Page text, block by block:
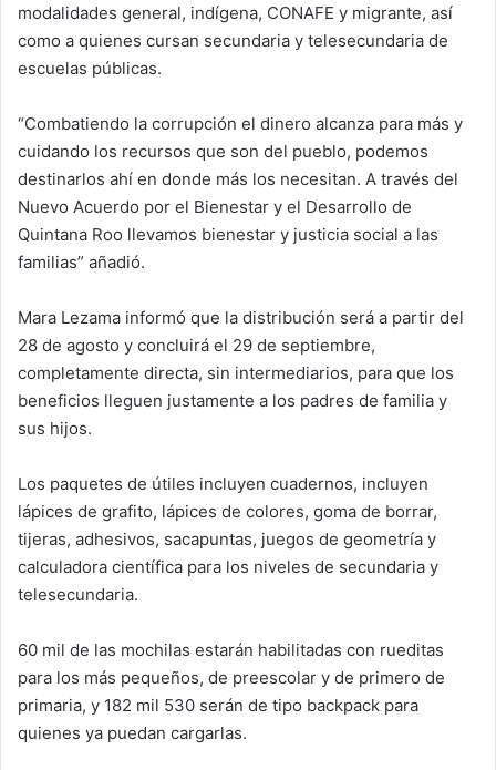
modalidades general, indígena, CONAFE y migrante, así
como a quienes cursan secundaria y telesecundaria de
escuelas públicas.
“Combatiendo la corrupción el dinero alcanza para más y
cuidando los recursos que son del pueblo, podemos
destinarlos ahí en donde más los necesitan. A través del
Nuevo Acuerdo por el Bienestar y el Desarrollo de
Quintana Roo llevamos bienestar y justicia social a las
familias” añadió.
Mara Lezama informó que la distribución será a partir del
28 de agosto y concluirá el 29 de septiembre,
completamente directa, sin intermediarios, para que los
beneficios lleguen justamente a los padres de familia y
sus hijos.
Los paquetes de útiles incluyen cuadernos, incluyen
lápices de grafito, lápices de colores, goma de borrar,
tijeras, adhesivos, sacapuntas, juegos de geometría y
calculadora científica para los niveles de secundaria y
telesecundaria.
60 mil de las mochilas estarán habilitadas con rueditas
para los más pequeños, de preescolar y de primero de
primaria, y 182 mil 530 serán de tipo backpack para
quienes ya puedan cargarlas.